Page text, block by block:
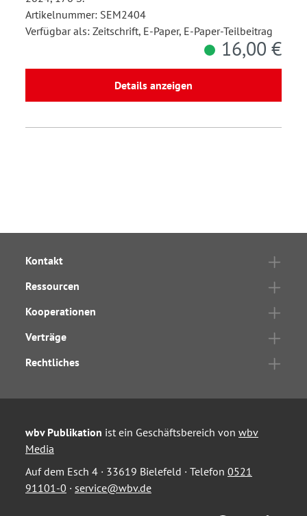
Artikelnummer: SEM2404
Verfügbar als: Zeitschrift, E-Paper, E-Paper-Teilbeitrag
16,00 €
Details anzeigen
Kontakt
Ressourcen
Kooperationen
Verträge
Rechtliches
wbv Publikation ist ein Geschäftsbereich von wbv
Media
Auf dem Esch 4 · 33619 Bielefeld · Telefon 0521
91101-0 · service@wbv.de